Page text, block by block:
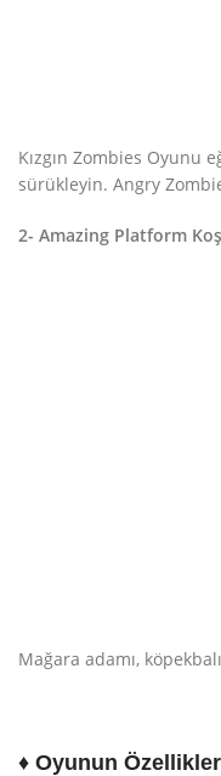
Kızgın Zombies Oyunu
sürükleyin. Angry
2- Amazing Platform
Mağara adamı,
♦ Oyunun